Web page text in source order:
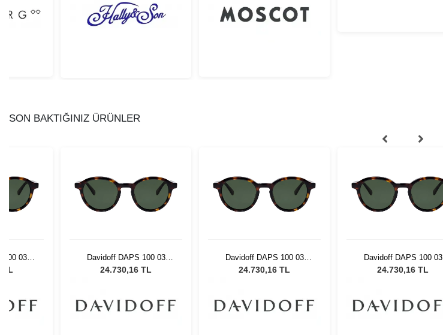
SON BAKTIĞINIZ ÜRÜNLER
100 03
TL
Davidoff DAPS 100 03
Unisex Güneş Gözlüğü
24.730,16 TL
Davidoff DAPS 100 03
Unisex Güneş Gözlüğü
24.730,16 TL
Davidoff DAPS 100 03
Unisex Güneş Gözlüğü
24.730,16 TL